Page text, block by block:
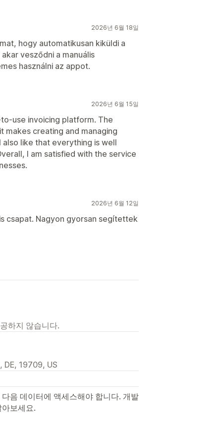
2026년 6월 18일
hogy automatikusan kiküldi a
vesződni a manuális
használni az appot.
2026년 6월 15일
use invoicing platform. The
makes creating and managing
also like that everything is well
I am satisfied with the service
2026년 6월 12일
csapat. Nagyon gyorsan segítettek
하지 않습니다.
19709, US
음 데이터에 액세스해야 합니다. 개발
보세요.